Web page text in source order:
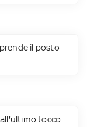
prende il posto
tocco